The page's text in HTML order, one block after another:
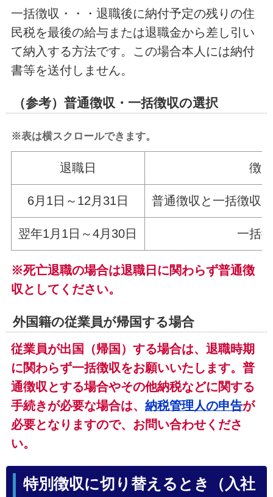
一括徴収・・・退職後に納付予定の残りの住
民税を最後の給与または退職金から差し引い
て納入する方法です。この場合本人には納付
書等を送付しません。
（参考）普通徴収・一括徴収の選択
※表は横スクロールできます。
退職日 徴
6月1日～12月31日 普通徴収と一括徴収
翌年1月1日～4月30日 一括
※死亡退職の場合は退職日に関わらず普通徴
収としてください。
外国籍の従業員が帰国する場合
従業員が出国（帰国）する場合は、退職時期
に関わらず一括徴収をお願いいたします。普
通徴収とする場合やその他納税などに関する
手続きが必要な場合は、 納税管理人の申告が
必要となりますので、お問い合わせくださ
い。
特別徴収に切り替えるとき（入社